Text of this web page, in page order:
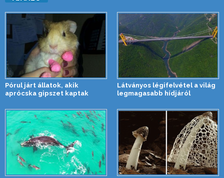
Pórul járt állatok, akik
aprócska gipszet kaptak
Látványos légifelvétel a világ
legmagasabb hídjáról